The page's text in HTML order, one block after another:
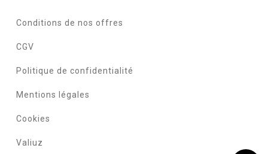
Conditions de nos offres
CGV
Politique de confidentialité
Mentions légales
Cookies
Valiuz